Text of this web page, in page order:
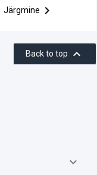
Järgmine 
Back to top 
